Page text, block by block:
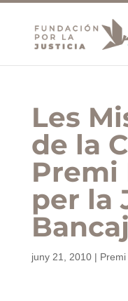
Les
de la
Premi
per la
juny 21, 2010| Premi